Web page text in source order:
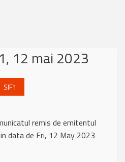
12 mai 2023
SIF1
remis de emitentul
in data de Fri, 12 May 2023